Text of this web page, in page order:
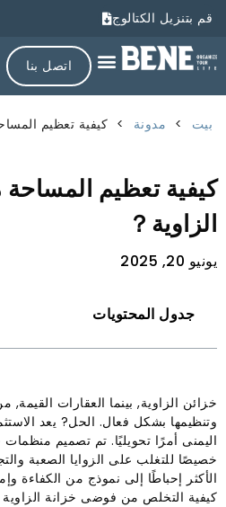
قم بتنزيل الكتالوج
اتصل بنا
بيت > مدونة > كيفية تعظيم
كيفية تعظيم
الزاوية？
يونيو 20, 2025
جدول المحتويات
خزائن الزاوية, بينما العقارات
وتنظيمها بشكل فعال. الحل? يعد
اليمنى أمرًا تحويليًا. تم تصميم
خصيصًا للتغلب على الزوايا الصعبة
الأكثر إحباطًا إلى نموذج من الكفاءة
كيفية التخلص من فوضى خزانة الزاوية